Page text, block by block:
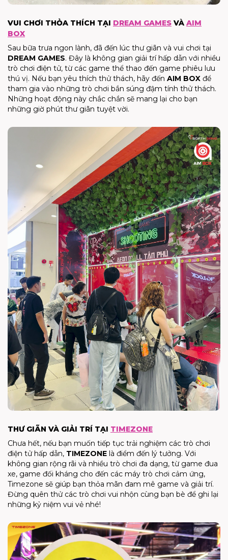
VUI CHƠI THỎA THÍCH TẠI DREAM GAMES VÀ AIM
BOX
Sau bữa trưa ngon lành, đã đến lúc thư giãn và vui chơi tại
DREAM GAMES. Đây là không gian giải trí hấp dẫn với nhiều
trò chơi điện tử, từ các game thể thao đến game phiêu lưu
thú vị. Nếu bạn yêu thích thử thách, hãy đến AIM BOX để
tham gia vào những trò chơi bắn súng đậm tính thử thách.
Những hoạt động này chắc chắn sẽ mang lại cho bạn
những giờ phút thư giãn tuyệt vời.
THƯ GIÃN VÀ GIẢI TRÍ TẠI TIMEZONE
Chưa hết, nếu bạn muốn tiếp tục trải nghiệm các trò chơi
điện tử hấp dẫn, TIMEZONE là điểm đến lý tưởng. Với
không gian rộng rãi và nhiều trò chơi đa dạng, từ game đua
xe, game đối kháng cho đến các máy trò chơi cảm ứng,
Timezone sẽ giúp bạn thỏa mãn đam mê game và giải trí.
Đừng quên thử các trò chơi vui nhộn cùng bạn bè để ghi lại
những kỷ niệm vui vẻ nhé!